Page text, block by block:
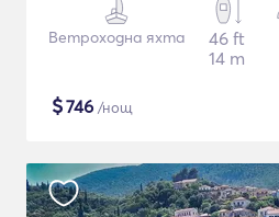
Ветроходна яхта
46 ft
14 m
$746 /нощ